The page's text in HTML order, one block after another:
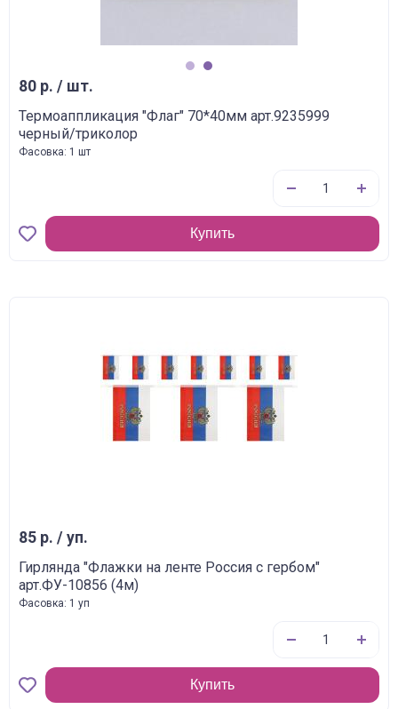
80 р. / шт.
Термоаппликация "Флаг" 70*40мм арт.9235999
черный/триколор
Фасовка: 1 шт
Купить
85 р. / уп.
Гирлянда "Флажки на ленте Россия с гербом"
арт.ФУ-10856 (4м)
Фасовка: 1 уп
Купить